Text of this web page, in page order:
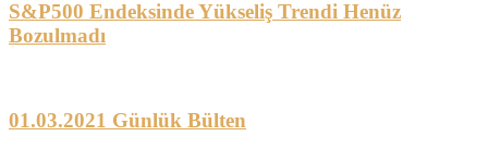
S&P500 Endeksinde Yükseliş Trendi Henüz
Bozulmadı
01.03.2021 Günlük Bülten